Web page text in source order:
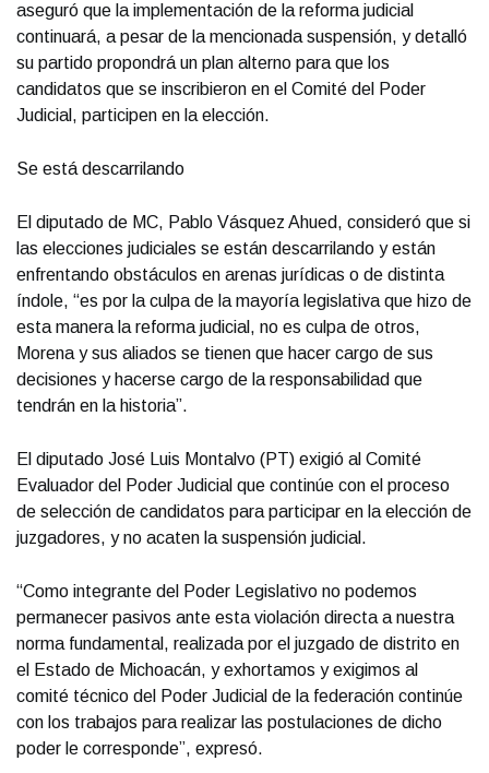
aseguró que la implementación de la reforma judicial
continuará, a pesar de la mencionada suspensión, y detalló
su partido propondrá un plan alterno para que los
candidatos que se inscribieron en el Comité del Poder
Judicial, participen en la elección.
Se está descarrilando
El diputado de MC, Pablo Vásquez Ahued, consideró que si
las elecciones judiciales se están descarrilando y están
enfrentando obstáculos en arenas jurídicas o de distinta
índole, “es por la culpa de la mayoría legislativa que hizo de
esta manera la reforma judicial, no es culpa de otros,
Morena y sus aliados se tienen que hacer cargo de sus
decisiones y hacerse cargo de la responsabilidad que
tendrán en la historia”.
El diputado José Luis Montalvo (PT) exigió al Comité
Evaluador del Poder Judicial que continúe con el proceso
de selección de candidatos para participar en la elección de
juzgadores, y no acaten la suspensión judicial.
“Como integrante del Poder Legislativo no podemos
permanecer pasivos ante esta violación directa a nuestra
norma fundamental, realizada por el juzgado de distrito en
el Estado de Michoacán, y exhortamos y exigimos al
comité técnico del Poder Judicial de la federación continúe
con los trabajos para realizar las postulaciones de dicho
poder le corresponde”, expresó.